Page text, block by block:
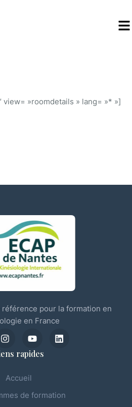
view= »roomdetails » lang= »* »]
pour la formation en
en France
rapides
Accueil
de formation